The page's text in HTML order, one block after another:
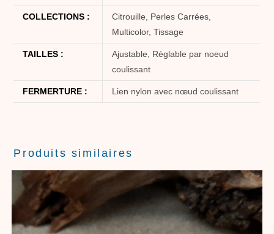
COLLECTIONS :
Citrouille, Perles Carrées,
Multicolor, Tissage
TAILLES :
Ajustable, Règlable par noeud
coulissant
FERMERTURE : Lien nylon avec nœud coulissant
Produits similaires